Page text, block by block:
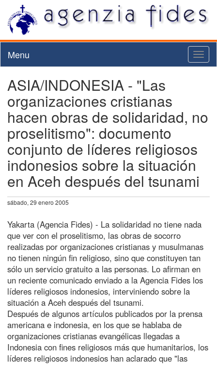
Menu
ASIA/INDONESIA - "Las
organizaciones cristianas
hacen obras de solidaridad, no
proselitismo": documento
conjunto de líderes religiosos
indonesios sobre la situación
en Aceh después del tsunami
sábado, 29 enero 2005
Yakarta (Agencia Fides) - La solidaridad no tiene nada
que ver con el proselitismo, las obras de socorro
realizadas por organizaciones cristianas y musulmanas
no tienen ningún fin religioso, sino que constituyen tan
sólo un servicio gratuito a las personas. Lo afirman en
un reciente comunicado enviado a la Agencia Fides los
líderes religiosos indonesios, interviniendo sobre la
situación a Aceh después del tsunami.
Después de algunos artículos publicados por la prensa
americana e indonesia, en los que se hablaba de
organizaciones cristianas evangélicas llegadas a
Indonesia con fines religiosos más que humanitarios, los
líderes religiosos indonesios han aclarado que "las